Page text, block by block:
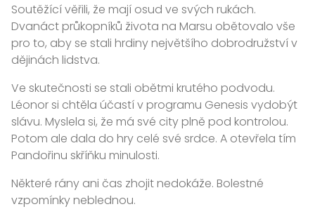
Soutěžící věřili, že mají osud ve svých rukách.
Dvanáct průkopníků života na Marsu obětovalo vše
pro to, aby se stali hrdiny největšího dobrodružství v
dějinách lidstva.
Ve skutečnosti se stali obětmi krutého podvodu.
Léonor si chtěla účastí v programu Genesis vydobýt
slávu. Myslela si, že má své city plně pod kontrolou.
Potom ale dala do hry celé své srdce. A otevřela tím
Pandořinu skříňku minulosti.
Některé rány ani čas zhojit nedokáže. Bolestné
vzpomínky neblednou.